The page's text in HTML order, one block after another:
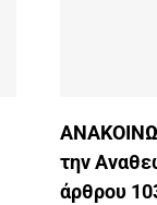
την
άρθρου